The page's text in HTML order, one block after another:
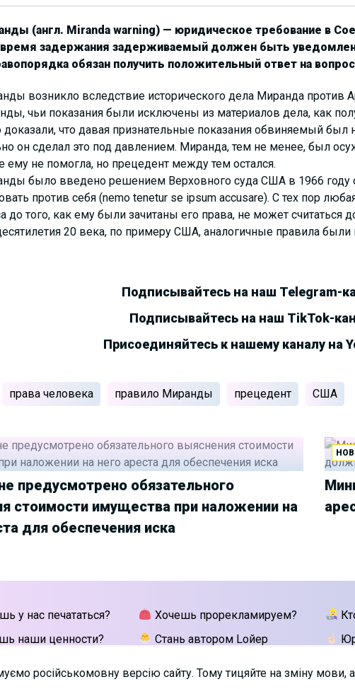
(англ. Miranda warning) — юридическое требование в
задержания задерживаемый должен быть уведомлен
обязан получить положительный ответ на
возникло вследствие исторического дела Миранда против
чьи показания были исключены из материалов дела, как
доказали, что давая признательные показания обвиняемый
он сделал это под давлением. Миранда, тем не менее, был
ему не помогла, но прецедент между тем остался.
было введено решением Верховного суда США в 1966 году
против себя (nemo tenetur se ipsum accusare). С тех пор
до того, как ему были зачитаны его права, не может считаться
20 века, по примеру США, аналогичные правила были
Подписывайтесь на наш Telegram-
Подписывайтесь на наш TikTok-
Присоединяйтесь к нашему каналу на
права человека правило Миранды прецедент США
предусмотрено обязательного
стоимости имущества при наложении на
для обеспечения иска
російськомовну версію сайту. Тому тицяйте на зміну мови,
у нас печататься?
наши ценности?
Хочешь прорекламируем?
Стань автором Lойер